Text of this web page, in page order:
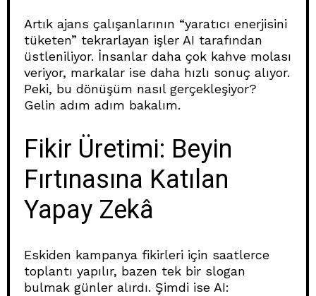
Artık ajans çalışanlarının “yaratıcı enerjisini
tüketen” tekrarlayan işler AI tarafından
üstleniliyor. İnsanlar daha çok kahve molası
veriyor, markalar ise daha hızlı sonuç alıyor.
Peki, bu dönüşüm nasıl gerçekleşiyor?
Gelin adım adım bakalım.
Fikir Üretimi: Beyin
Fırtınasına Katılan
Yapay Zekâ
Eskiden kampanya fikirleri için saatlerce
toplantı yapılır, bazen tek bir slogan
bulmak günler alırdı. Şimdi ise AI: